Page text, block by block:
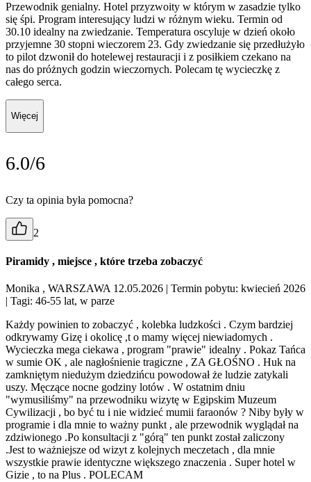
Przewodnik genialny. Hotel przyzwoity w którym w zasadzie tylko
się śpi. Program interesujący ludzi w różnym wieku. Termin od
30.10 idealny na zwiedzanie. Temperatura oscyluje w dzień około
przyjemne 30 stopni wieczorem 23. Gdy zwiedzanie się przedłużyło
to pilot dzwonił do hotelewej restauracji i z posiłkiem czekano na
nas do próżnych godzin wieczornych. Polecam tę wycieczkę z
całego serca.
Więcej
6.0/6
Czy ta opinia była pomocna?
2
Piramidy , miejsce , które trzeba zobaczyć
Monika , WARSZAWA 12.05.2026 | Termin pobytu: kwiecień 2026
| Tagi: 46-55 lat, w parze
Każdy powinien to zobaczyć , kolebka ludzkości . Czym bardziej
odkrywamy Gizę i okolicę ,t o mamy więcej niewiadomych .
Wycieczka mega ciekawa , program "prawie" idealny . Pokaz Tańca
w sumie OK , ale nagłośnienie tragiczne , ZA GŁOŚNO . Huk na
zamkniętym niedużym dziedzińcu powodował że ludzie zatykali
uszy. Męczące nocne godziny lotów . W ostatnim dniu
"wymusiliśmy" na przewodniku wizytę w Egipskim Muzeum
Cywilizacji , bo być tu i nie widzieć mumii faraonów ? Niby były w
programie i dla mnie to ważny punkt , ale przewodnik wyglądał na
zdziwionego .Po konsultacji z "górą" ten punkt został zaliczony
.Jest to ważniejsze od wizyt z kolejnych meczetach , dla mnie
wszystkie prawie identyczne większego znaczenia . Super hotel w
Gizie , to na Plus . POLECAM